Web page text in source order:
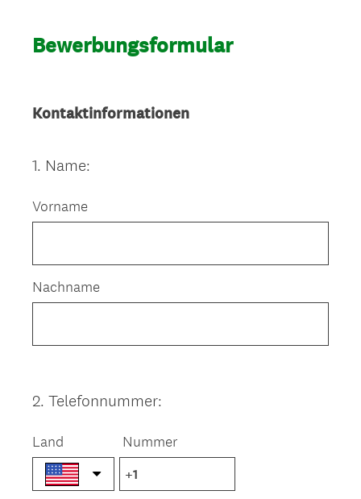
Bewerbungsformular
Kontaktinformationen
Question
1. Name:
Vorname
Nachname
Question
2. Telefonnummer:
Land Nummer